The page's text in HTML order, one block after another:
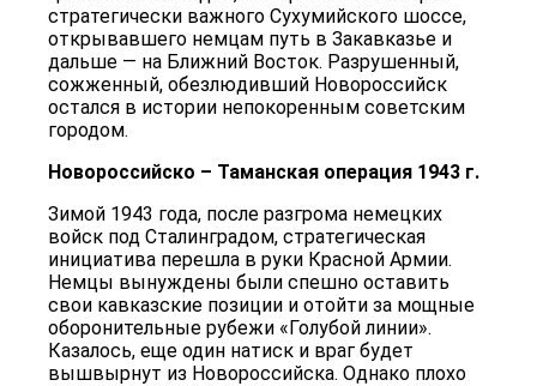
стратегически важного Сухумийского шоссе,
открывавшего немцам путь в Закавказье и
дальше — на Ближний Восток. Разрушенный,
сожженный, обезлюдивший Новороссийск
остался в истории непокоренным советским
городом.
Новороссийско – Таманская операция 1943 г.
Зимой 1943 года, после разгрома немецких
войск под Сталинградом, стратегическая
инициатива перешла в руки Красной Армии.
Немцы вынуждены были спешно оставить
свои кавказские позиции и отойти за мощные
оборонительные рубежи «Голубой линии».
Казалось, еще один натиск и враг будет
вышвырнут из Новороссийска. Однако плохо